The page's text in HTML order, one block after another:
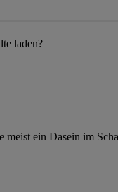
laden?
ein Dasein im